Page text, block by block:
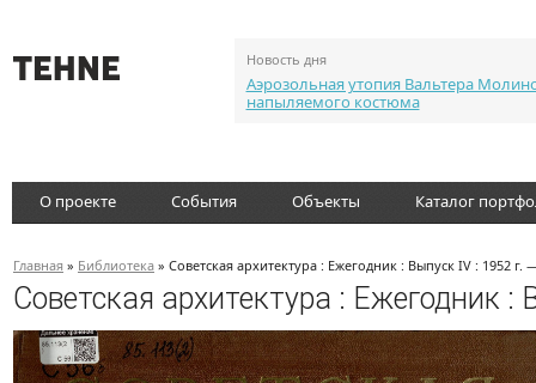
Новость дня
Аэрозольная утопия Вальтера
напыляемого костюма
О проекте События Объекты Каталог
Главная » Библиотека » Советская архитектура : Ежегодник : Выпуск ІV : 1952 г.
Советская архитектура : Ежегодник